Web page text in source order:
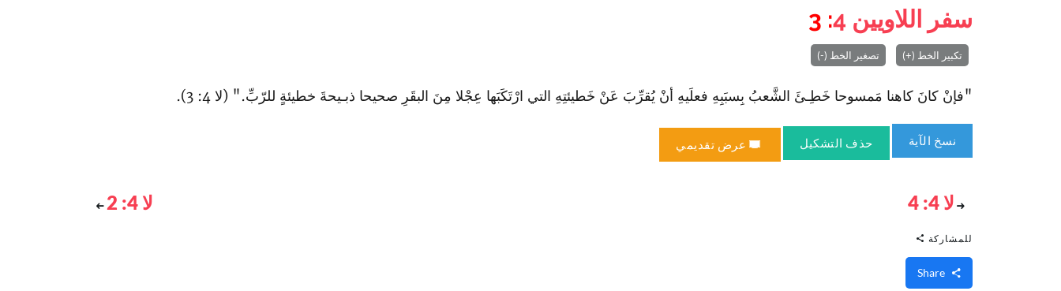
سفر اللاويين 4
: 3
تكبير الخط (+) تصغير الخط (-)
"فإنْ كانَ كاهنا مَمسوحا خَطِـئَ الشَّعبُ بِسبَبِهِ فعلَيهِ أنْ يُقرِّبَ عَنْ خَطيئتِهِ التي ا‏رْتَكَبَها عِجْلا مِنَ البقَرِ صحيحا ذبـيحةَ خطيئةٍ‌ للرّبِّ." (لا 4: 3).
نسخ الآية حذف التشكيل عرض تقديمي
لا 4: 4 لا 4: 2
للمشاركة